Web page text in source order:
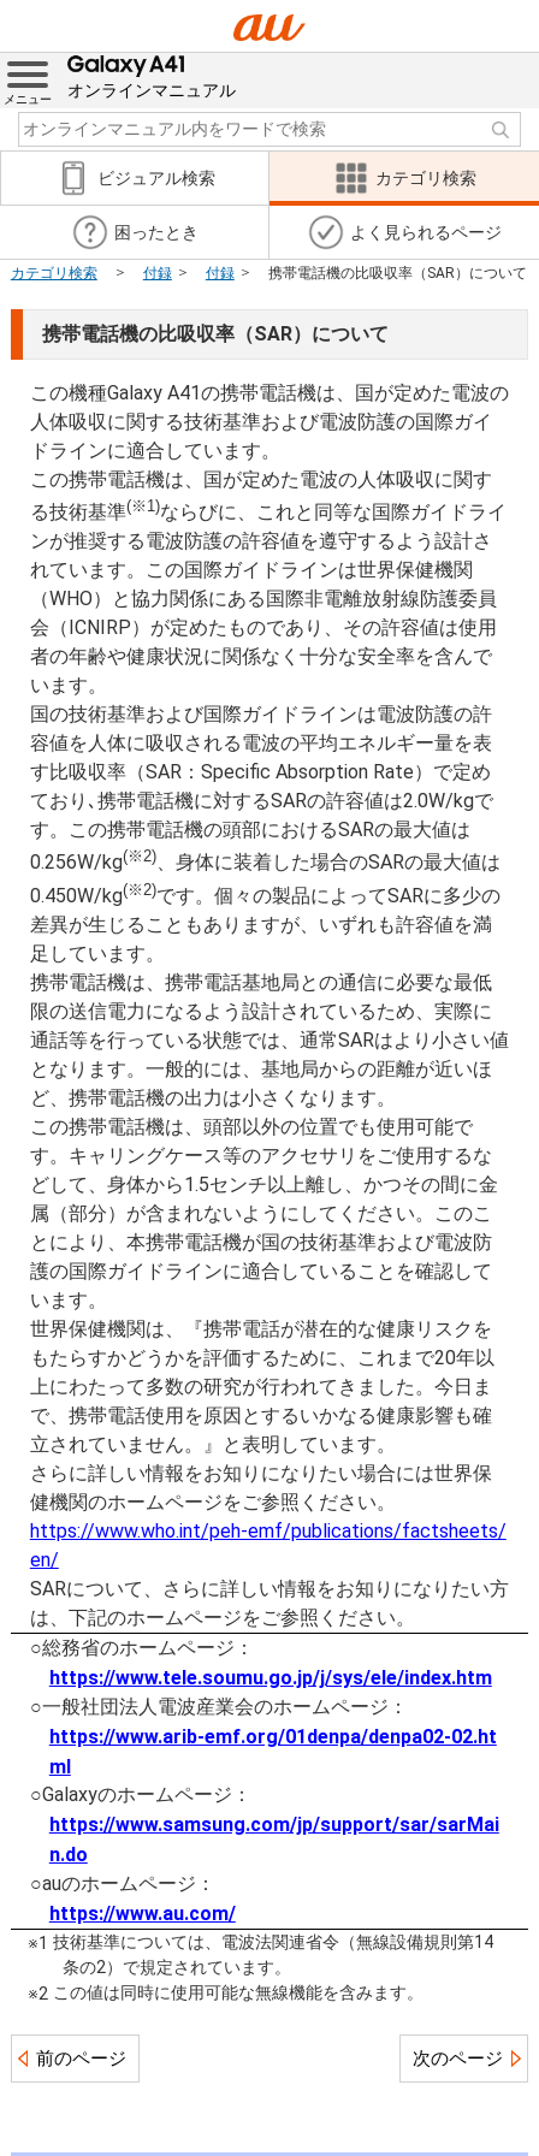
メニュー オンラインマニュアル
ビジュアル検索 カテゴリ検索
困ったとき よく見られるページ
カテゴリ検索 付録 付録 携帯電話機の比吸収率（SAR）について
携帯電話機の比吸収率（SAR）について
この機種Galaxy A41の携帯電話機は、国が定めた電波の
人体吸収に関する技術基準および電波防護の国際ガイ
ドラインに適合しています。
この携帯電話機は、国が定めた電波の人体吸収に関す
る技術基準(※1)ならびに、これと同等な国際ガイドライ
ンが推奨する電波防護の許容値を遵守するよう設計さ
れています。この国際ガイドラインは世界保健機関
（WHO）と協力関係にある国際非電離放射線防護委員
会（ICNIRP）が定めたものであり、その許容値は使用
者の年齢や健康状況に関係なく十分な安全率を含んで
います。
国の技術基準および国際ガイドラインは電波防護の許
容値を人体に吸収される電波の平均エネルギー量を表
す比吸収率（SAR：Specific Absorption Rate）で定め
ており､携帯電話機に対するSARの許容値は2.0W/kgで
す。この携帯電話機の頭部におけるSARの最大値は
0.256W/kg(※2)、身体に装着した場合のSARの最大値は
0.450W/kg(※2)です。個々の製品によってSARに多少の
差異が生じることもありますが、いずれも許容値を満
足しています。
携帯電話機は、携帯電話基地局との通信に必要な最低
限の送信電力になるよう設計されているため、実際に
通話等を行っている状態では、通常SARはより小さい値
となります。一般的には、基地局からの距離が近いほ
ど、携帯電話機の出力は小さくなります。
この携帯電話機は、頭部以外の位置でも使用可能で
す。キャリングケース等のアクセサリをご使用するな
どして、身体から1.5センチ以上離し、かつその間に金
属（部分）が含まれないようにしてください。このこ
とにより、本携帯電話機が国の技術基準および電波防
護の国際ガイドラインに適合していることを確認して
います。
世界保健機関は、『携帯電話が潜在的な健康リスクを
もたらすかどうかを評価するために、これまで20年以
上にわたって多数の研究が行われてきました。今日ま
で、携帯電話使用を原因とするいかなる健康影響も確
立されていません。』と表明しています。
さらに詳しい情報をお知りになりたい場合には世界保
健機関のホームページをご参照ください。
https://www.who.int/peh-emf/publications/factsheets/
en/
SARについて、さらに詳しい情報をお知りになりたい方
は、下記のホームページをご参照ください。
○総務省のホームページ：
https://www.tele.soumu.go.jp/j/sys/ele/index.htm
○一般社団法人電波産業会のホームページ：
https://www.arib-emf.org/01denpa/denpa02-02.ht
ml
○Galaxyのホームページ：
https://www.samsung.com/jp/support/sar/sarMai
n.do
○auのホームページ：
https://www.au.com/
※1 技術基準については、電波法関連省令（無線設備規則第14
条の2）で規定されています。
※2 この値は同時に使用可能な無線機能を含みます。
前のページ 次のページ